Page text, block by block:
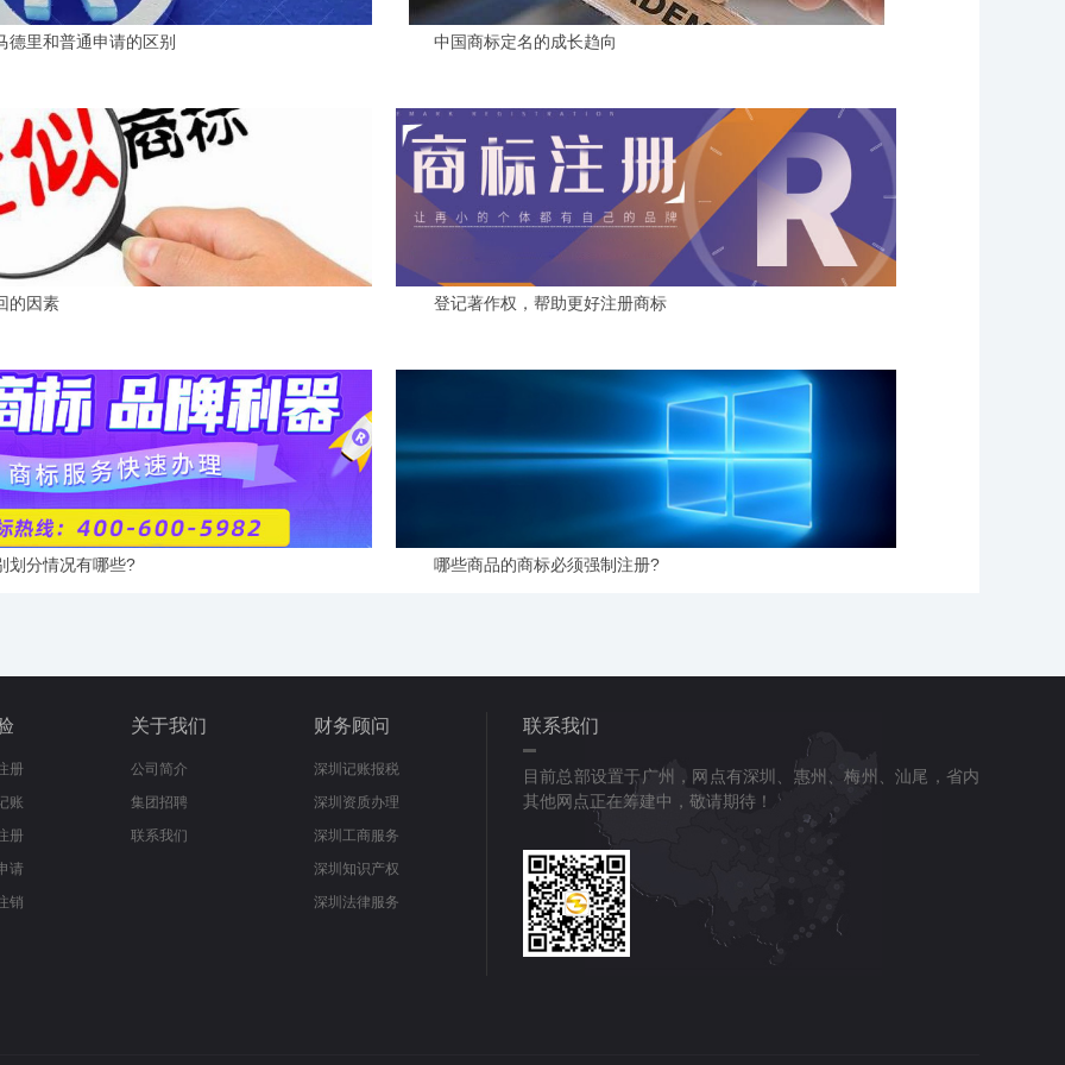
德里和普通申请的区别 中国商标定名的成长趋向
的因素 登记著作权，帮助更好注册商标
划分情况有哪些? 哪些商品的商标必须强制注册?
册
账
册
请
销
关于我们
公司简介
集团招聘
联系我们
财务顾问
深圳记账报税
深圳资质办理
深圳工商服务
深圳知识产权
深圳法律服务
联系我们
目前总部设置于广州，网点有深圳、惠州、梅州、汕尾，省内
其他网点正在筹建中，敬请期待！